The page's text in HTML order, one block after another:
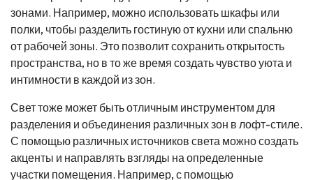
зонами. Например, можно использовать шкафы или
полки, чтобы разделить гостиную от кухни или спальню
от рабочей зоны. Это позволит сохранить открытость
пространства, но в то же время создать чувство уюта и
интимности в каждой из зон.
Свет тоже может быть отличным инструментом для
разделения и объединения различных зон в лофт-стиле.
С помощью различных источников света можно создать
акценты и направлять взгляды на определенные
участки помещения. Например, с помощью